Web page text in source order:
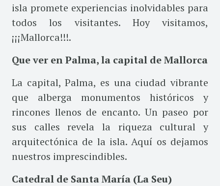
isla promete experiencias inolvidables para
todos los visitantes. Hoy visitamos,
¡¡¡Mallorca!!!.
Que ver en Palma, la capital de Mallorca
La capital, Palma, es una ciudad vibrante
que alberga monumentos históricos y
rincones llenos de encanto. Un paseo por
sus calles revela la riqueza cultural y
arquitectónica de la isla. Aquí os dejamos
nuestros imprescindibles.
Catedral de Santa María (La Seu)